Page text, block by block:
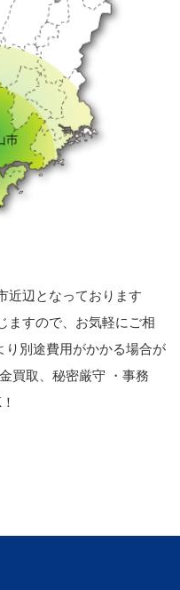
近辺となっております
ますので、お気軽にご相
別途費用がかかる場合が
買取、秘密厳守 ・事務